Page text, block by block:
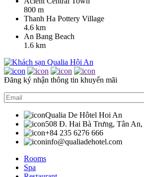
800 m
Thanh Ha Pottery Village
4.6 km
An Bang Beach
1.6 km
Đăng ký nhận thông tin khuyến mãi
Qualia De Hôtel Hoi An
508 Đ. Hai Bà Trưng, Tân
+84 235 6276 666
info@qualiadehotel.com
Rooms
Spa